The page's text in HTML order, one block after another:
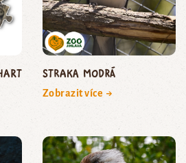
straka modrá
Zobrazit více →